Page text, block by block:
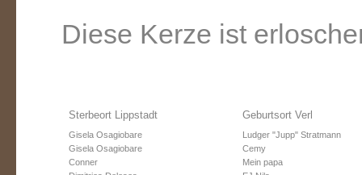
Diese Kerze ist
Sterbeort Lippstadt
Gisela Osagiobare
Gisela Osagiobare
Conner
Geburtsort Verl
Ludger "Jupp" Stratmann
Cemy
Mein papa